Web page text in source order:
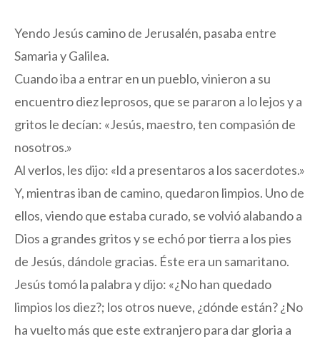
Yendo Jesús camino de Jerusalén, pasaba entre
Samaria y Galilea.
Cuando iba a entrar en un pueblo, vinieron a su
encuentro diez leprosos, que se pararon a lo lejos y a
gritos le decían: «Jesús, maestro, ten compasión de
nosotros.»
Al verlos, les dijo: «ld a presentaros a los sacerdotes.»
Y, mientras iban de camino, quedaron limpios. Uno de
ellos, viendo que estaba curado, se volvió alabando a
Dios a grandes gritos y se echó por tierra a los pies
de Jesús, dándole gracias. Éste era un samaritano.
Jesús tomó la palabra y dijo: «¿No han quedado
limpios los diez?; los otros nueve, ¿dónde están? ¿No
ha vuelto más que este extranjero para dar gloria a